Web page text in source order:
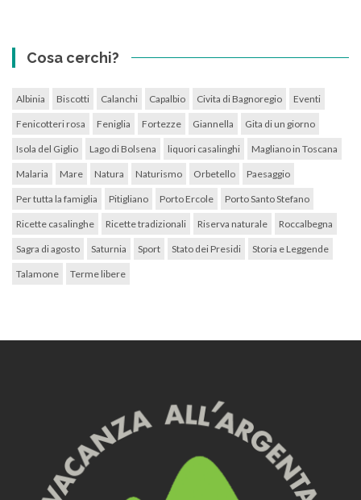
Cosa cerchi?
Albinia Biscotti Calanchi Capalbio Civita di Bagnoregio Eventi
Fenicotteri rosa Feniglia Fortezze Giannella Gita di un giorno
Isola del Giglio Lago di Bolsena liquori casalinghi Magliano in Toscana
Malaria Mare Natura Naturismo Orbetello Paesaggio
Per tutta la famiglia Pitigliano Porto Ercole Porto Santo Stefano
Ricette casalinghe Ricette tradizionali Riserva naturale Roccalbegna
Sagra di agosto Saturnia Sport Stato dei Presidi Storia e Leggende
Talamone Terme libere